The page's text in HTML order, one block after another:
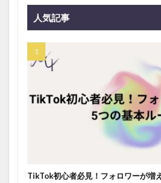
人気記事
TikTok初心者必見！フォロワーが増